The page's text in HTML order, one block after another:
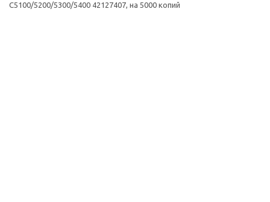
C5100/5200/5300/5400 42127407, на 5000 копий